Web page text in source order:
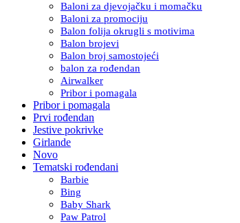
Baloni za djevojačku i momačku
Baloni za promociju
Balon folija okrugli s motivima
Balon brojevi
Balon broj samostojeći
balon za rođendan
Airwalker
Pribor i pomagala
Pribor i pomagala
Prvi rođendan
Jestive pokrivke
Girlande
Novo
Tematski rođendani
Barbie
Bing
Baby Shark
Paw Patrol